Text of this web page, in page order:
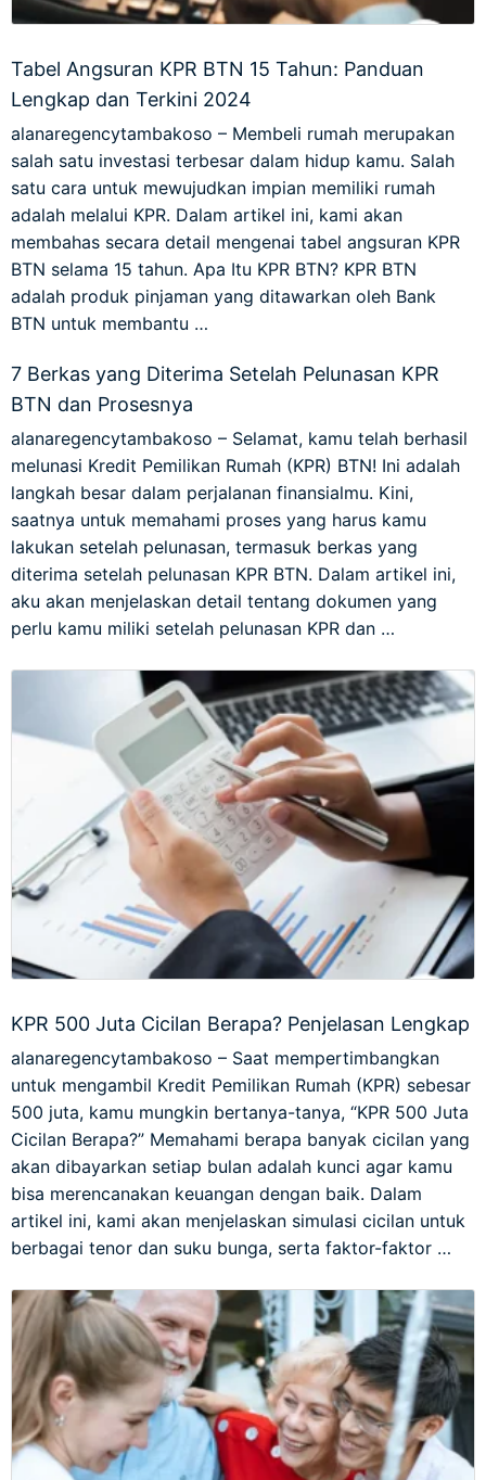
Tabel Angsuran KPR BTN 15 Tahun: Panduan
Lengkap dan Terkini 2024
alanaregencytambakoso – Membeli rumah merupakan
salah satu investasi terbesar dalam hidup kamu. Salah
satu cara untuk mewujudkan impian memiliki rumah
adalah melalui KPR. Dalam artikel ini, kami akan
membahas secara detail mengenai tabel angsuran KPR
BTN selama 15 tahun. Apa Itu KPR BTN? KPR BTN
adalah produk pinjaman yang ditawarkan oleh Bank
BTN untuk membantu …
7 Berkas yang Diterima Setelah Pelunasan KPR
BTN dan Prosesnya
alanaregencytambakoso – Selamat, kamu telah berhasil
melunasi Kredit Pemilikan Rumah (KPR) BTN! Ini adalah
langkah besar dalam perjalanan finansialmu. Kini,
saatnya untuk memahami proses yang harus kamu
lakukan setelah pelunasan, termasuk berkas yang
diterima setelah pelunasan KPR BTN. Dalam artikel ini,
aku akan menjelaskan detail tentang dokumen yang
perlu kamu miliki setelah pelunasan KPR dan …
KPR 500 Juta Cicilan Berapa? Penjelasan Lengkap
alanaregencytambakoso – Saat mempertimbangkan
untuk mengambil Kredit Pemilikan Rumah (KPR) sebesar
500 juta, kamu mungkin bertanya-tanya, “KPR 500 Juta
Cicilan Berapa?” Memahami berapa banyak cicilan yang
akan dibayarkan setiap bulan adalah kunci agar kamu
bisa merencanakan keuangan dengan baik. Dalam
artikel ini, kami akan menjelaskan simulasi cicilan untuk
berbagai tenor dan suku bunga, serta faktor-faktor …